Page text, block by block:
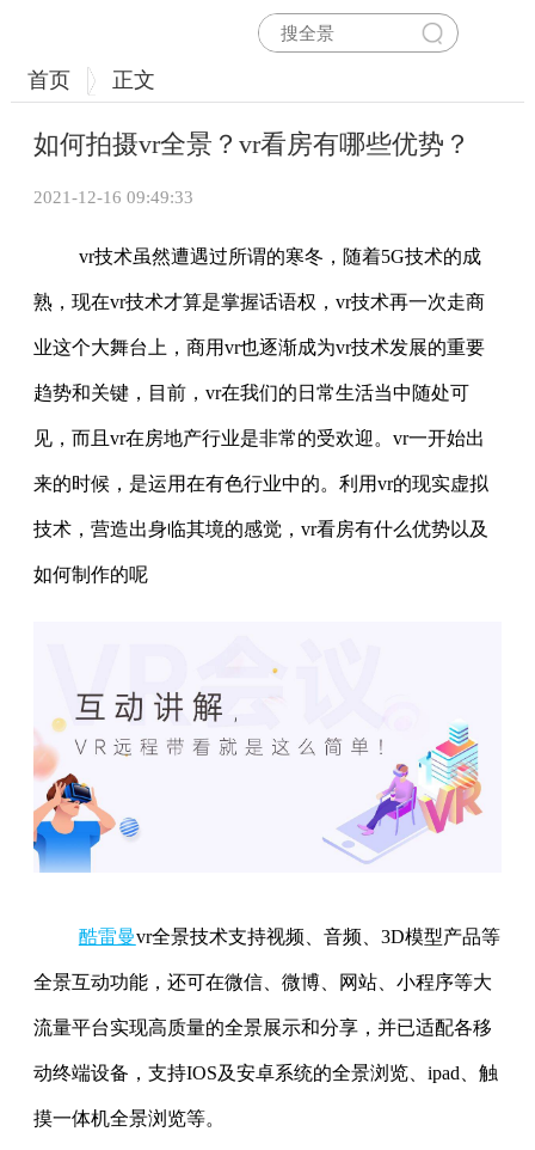
首页 正文
如何拍摄vr全景？vr看房有哪些优势？
2021-12-16 09:49:33
vr技术虽然遭遇过所谓的寒冬，随着5G技术的成
熟，现在vr技术才算是掌握话语权，vr技术再一次走商
业这个大舞台上，商用vr也逐渐成为vr技术发展的重要
趋势和关键，目前，vr在我们的日常生活当中随处可
见，而且vr在房地产行业是非常的受欢迎。vr一开始出
来的时候，是运用在有色行业中的。利用vr的现实虚拟
技术，营造出身临其境的感觉，vr看房有什么优势以及
如何制作的呢
酷雷曼vr全景技术支持视频、音频、3D模型产品等
全景互动功能，还可在微信、微博、网站、小程序等大
流量平台实现高质量的全景展示和分享，并已适配各移
动终端设备，支持IOS及安卓系统的全景浏览、ipad、触
摸一体机全景浏览等。